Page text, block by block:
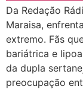
Da Redação
Maraisa,
extremo. Fãs
bariátrica e
da dupla
preocupação